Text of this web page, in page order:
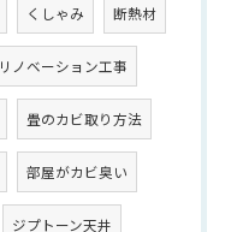
くしゃみ 断熱材
リノベーション工事
畳のカビ取り方法
部屋がカビ臭い
ジプトーン天井